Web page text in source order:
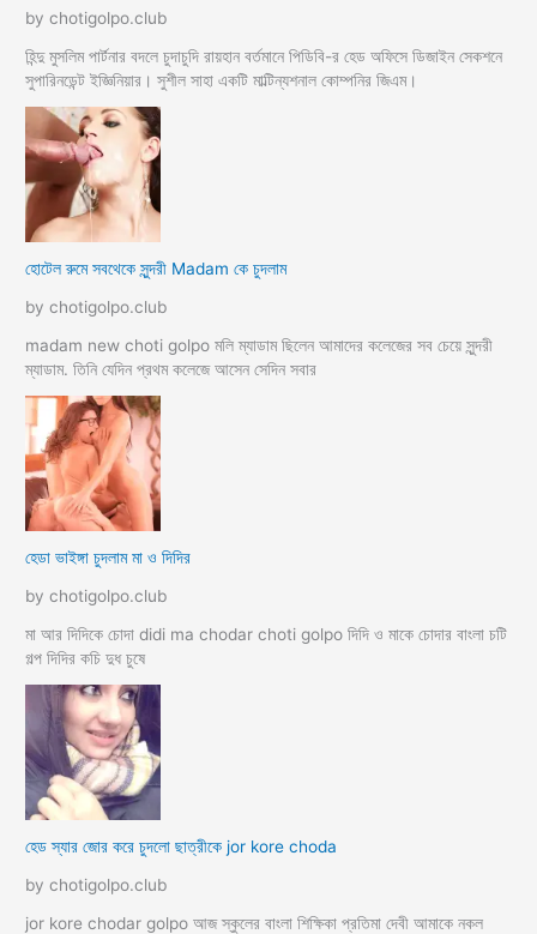
by chotigolpo.club
হিন্দু মুসলিম পার্টনার বদলে চুদাচুদি রায়হান বর্তমানে পিডিবি-র হেড অফিসে ডিজাইন সেকশনে
সুপারিনডেন্ট ইজ্ঞিনিয়ার। সুশীল সাহা একটি মাল্টিন্যশনাল কোম্পনির জিএম।
হোটেল রুমে সবথেকে সুন্দরী Madam কে চুদলাম
by chotigolpo.club
madam new choti golpo মলি ম্যাডাম ছিলেন আমাদের কলেজের সব চেয়ে সুন্দরী
ম্যাডাম. তিনি যেদিন প্রথম কলেজে আসেন সেদিন সবার
হেডা ভাইঙ্গা চুদলাম মা ও দিদির
by chotigolpo.club
মা আর দিদিকে চোদা didi ma chodar choti golpo দিদি ও মাকে চোদার বাংলা চটি
গল্প দিদির কচি দুধ চুষে
হেড স্যার জোর করে চুদলো ছাত্রীকে jor kore choda
by chotigolpo.club
jor kore chodar golpo আজ স্কুলের বাংলা শিক্ষিকা প্রতিমা দেবী আমাকে নকল